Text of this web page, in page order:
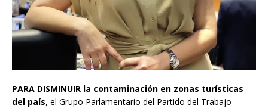
PARA DISMINUIR la contaminación en zonas turísticas
del país, el Grupo Parlamentario del Partido del Trabajo